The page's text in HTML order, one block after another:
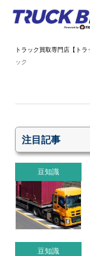
ック
注目記事
豆知識
豆知識